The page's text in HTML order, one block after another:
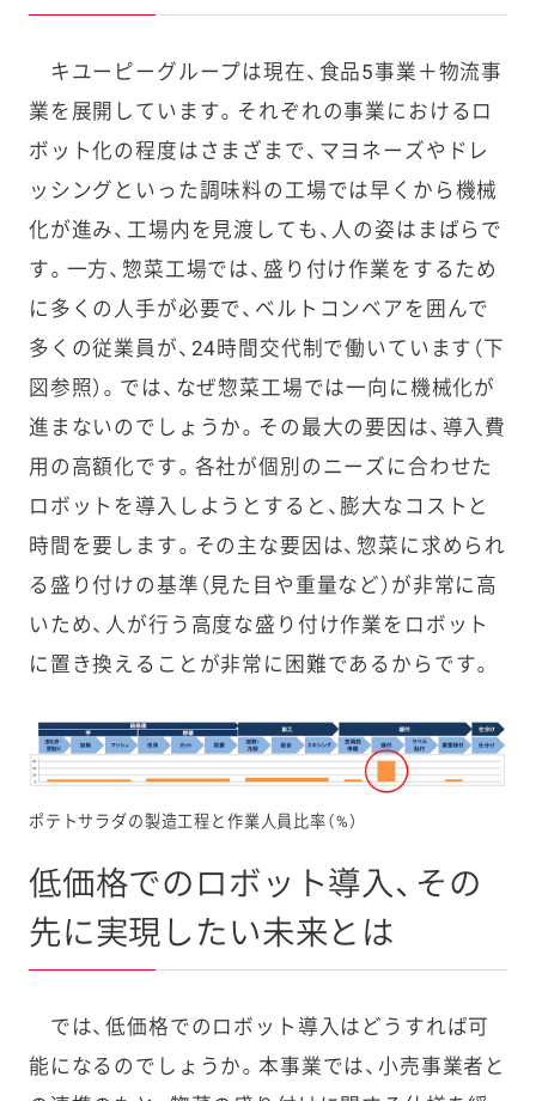
キユーピーグループは現在、食品5事業＋物流事
業を展開しています。それぞれの事業におけるロ
ボット化の程度はさまざまで、マヨネーズやドレ
ッシングといった調味料の工場では早くから機械
化が進み、工場内を見渡しても、人の姿はまばらで
す。一方、惣菜工場では、盛り付け作業をするため
に多くの人手が必要で、ベルトコンベアを囲んで
多くの従業員が、24時間交代制で働いています（下
図参照）。では、なぜ惣菜工場では一向に機械化が
進まないのでしょうか。その最大の要因は、導入費
用の高額化です。各社が個別のニーズに合わせた
ロボットを導入しようとすると、膨大なコストと
時間を要します。その主な要因は、惣菜に求められ
る盛り付けの基準（見た目や重量など）が非常に高
いため、人が行う高度な盛り付け作業をロボット
に置き換えることが非常に困難であるからです。
ポテトサラダの製造工程と作業人員比率（%）
低価格でのロボット導入、その
先に実現したい未来とは
では、低価格でのロボット導入はどうすれば可
能になるのでしょうか。本事業では、小売事業者と